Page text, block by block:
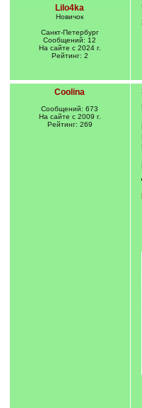
Lilo4ka
Новичок
Санкт-Петербург
Сообщений: 12
На сайте с 2024 г.
Рейтинг: 2
Coolina
Сообщений: 673
На сайте с 2009 г.
Рейтинг: 269